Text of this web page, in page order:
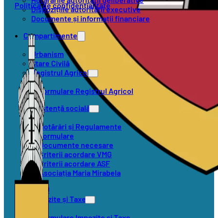
Dispozițiile autorității executive
Documente și informații financiare
Compartimente
Urbanism
Stare Civilă
Registrul Agricol
Formulare Registrul Agricol
Asistență socială
Hotărâri și Regulamente
Formulare
Documente necesare
Criterii acordare VMG
Criterii acordare ASF
Asociația Maria Mirabela
SVSU
Impozite și Taxe
Politica de confidențialitate